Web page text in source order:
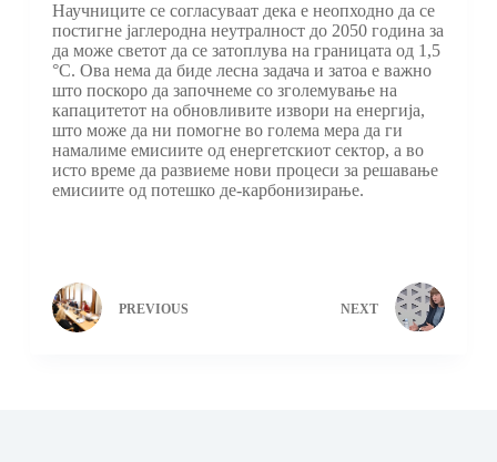
Научниците се согласуваат дека е неопходно да се
постигне јаглеродна неутралност до 2050 година за
да може светот да се затоплува на границата од 1,5
°C. Ова нема да биде лесна задача и затоа е важно
што поскоро да започнеме со зголемување на
капацитетот на обновливите извори на енергија,
што може да ни помогне во голема мера да ги
намалиме емисиите од енергетскиот сектор, а во
исто време да развиеме нови процеси за решавање
емисиите од потешко де-карбонизирање.
PREVIOUS NEXT